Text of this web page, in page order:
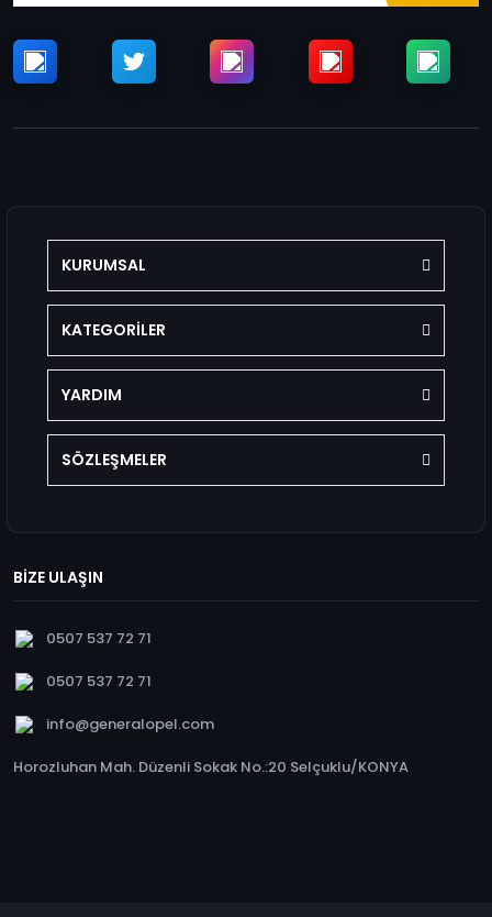
KURUMSAL
KATEGORİLER
YARDIM
SÖZLEŞMELER
BİZE ULAŞIN
0507 537 72 71
0507 537 72 71
info@generalopel.com
Horozluhan Mah. Düzenli Sokak No.:20 Selçuklu/KONYA